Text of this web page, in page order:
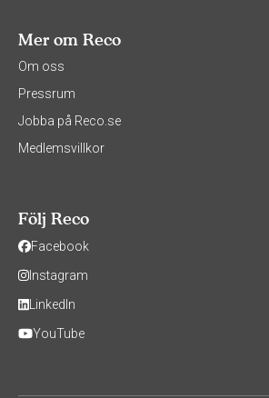
Mer om Reco
Om oss
Pressrum
Jobba på Reco.se
Medlemsvillkor
Följ Reco
Facebook
Instagram
LinkedIn
YouTube